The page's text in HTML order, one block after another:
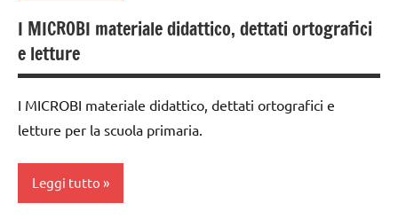
ARTICOLI
ortografici
LINGUAGGIO
TUTTI GLI
PER ETA'
TUTTI GLI
ARTICOLI
dai
6
anni
dettati
/
dettati
ortografici
I MICROBI materiale didattico, dettati ortografici
e letture
I MICROBI materiale didattico, dettati ortografici e
letture per la scuola primaria.
Leggi tutto